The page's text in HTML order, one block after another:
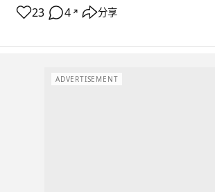
23 4 ↗ 分享
ADVERTISEMENT